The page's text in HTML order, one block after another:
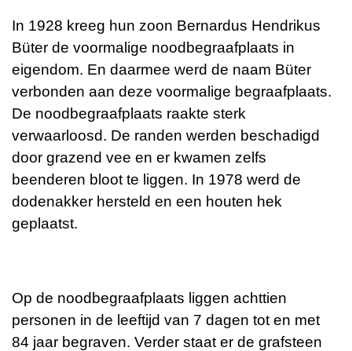
In 1928 kreeg hun zoon Bernardus Hendrikus
Büter de voormalige noodbegraafplaats in
eigendom. En daarmee werd de naam Büter
verbonden aan deze voormalige begraafplaats.
De noodbegraafplaats raakte sterk
verwaarloosd. De randen werden beschadigd
door grazend vee en er kwamen zelfs
beenderen bloot te liggen. In 1978 werd de
dodenakker hersteld en een houten hek
geplaatst.
Op de noodbegraafplaats liggen achttien
personen in de leeftijd van 7 dagen tot en met
84 jaar begraven. Verder staat er de grafsteen